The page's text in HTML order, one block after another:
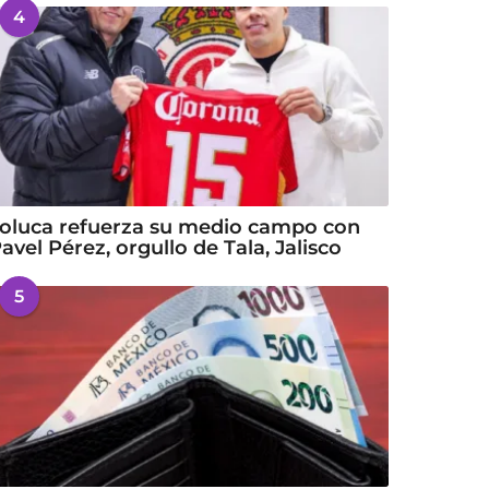
4
refuerza su medio campo con
Pérez, orgullo de Tala, Jalisco
5